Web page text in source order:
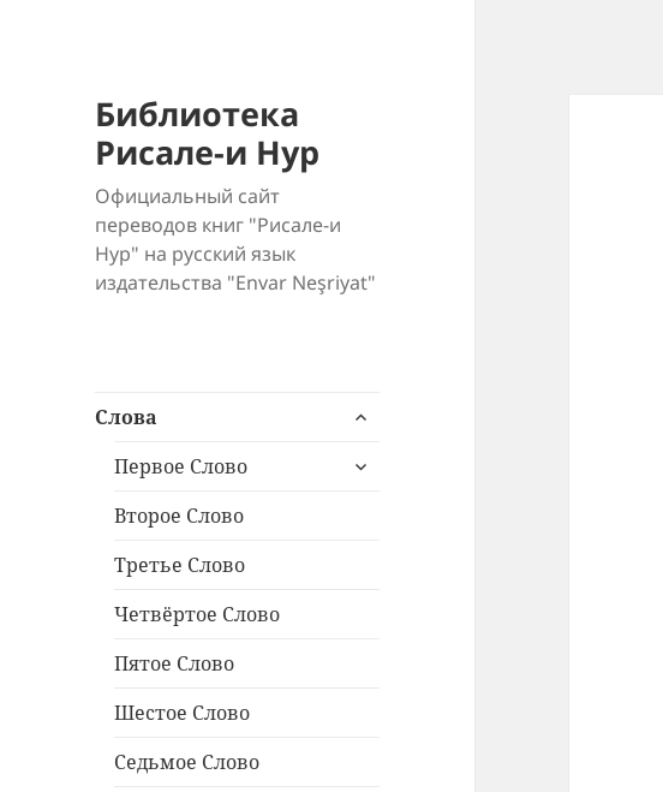
Библиотека
Рисале-и Нур
Официальный сайт
переводов книг "Рисале-и
Нур" на русский язык
издательства "Envar Neşriyat"
Слова
раскрыть
меню
Первое Слово
раскрыть
Второе Слово
Третье Слово
Четвёртое Слово
Пятое Слово
Шестое Слово
Седьмое Слово